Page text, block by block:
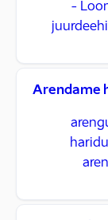
-
Arendame